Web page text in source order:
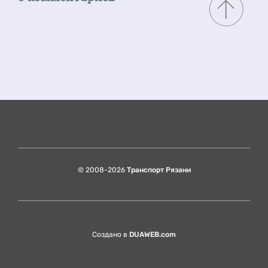
© 2008-2026 Транспорт Рязани
Создано в DUAWEB.com